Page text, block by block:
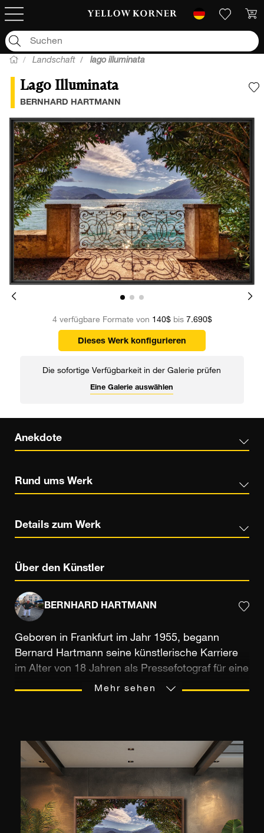
Landschaft lago illuminata
Lago Illuminata
BERNHARD HARTMANN
4 verfügbare Formate von 140$bis 7.690$
Dieses Werk konfigurieren
Die sofortige Verfügbarkeit in der Galerie prüfen
Eine Galerie auswählen
Anekdote
Rund ums Werk
Details zum Werk
Über den Künstler
BERNHARD HARTMANN
Geboren in Frankfurt im Jahr 1955, begann
Bernard Hartmann seine künstlerische Karriere
im Alter von 18 Jahren als Pressefotograf für eine
deutsche Zeitung. Als Autodidakt wandte er sich
erschafft dramatische und filmhafte Bilder, die oft
verglichen werden mit den Gemälden der
Romantik. Den Bildern Caspar David Friedrichs,
aber auch den dramatischen Naturszenerien des
englischen Malers William Turner. Er liebt es
solche Orte zu verewigen, an denen Künste
Mehr sehen